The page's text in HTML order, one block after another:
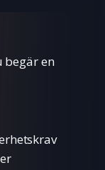
begär en